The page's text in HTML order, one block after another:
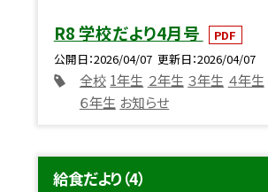
R8 学校だより4月号
PDF
公開日 2026/04/07 更新日 2026/04/07
全校 1年生 ２年生 ３年生 ４年生
６年生 お知らせ
給食だより（4）